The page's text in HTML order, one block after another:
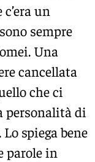
un
sempre
Una
cancellata
che ci
personalità di
spiega bene
parole in